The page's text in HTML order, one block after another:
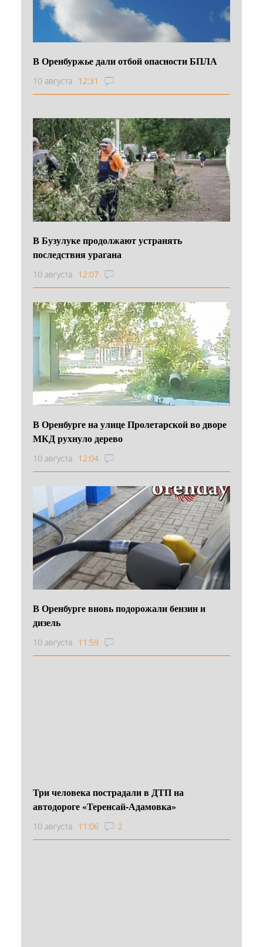
В Оренбуржье дали отбой опасности БПЛА
10 августа 12:31
В Бузулуке продолжают устранять
последствия урагана
10 августа 12:07
В Оренбурге на улице Пролетарской во дворе
МКД рухнуло дерево
10 августа 12:04
В Оренбурге вновь подорожали бензин и
дизель
10 августа 11:59
Три человека пострадали в ДТП на
автодороге «Теренсай-Адамовка»
10 августа 11:06 2